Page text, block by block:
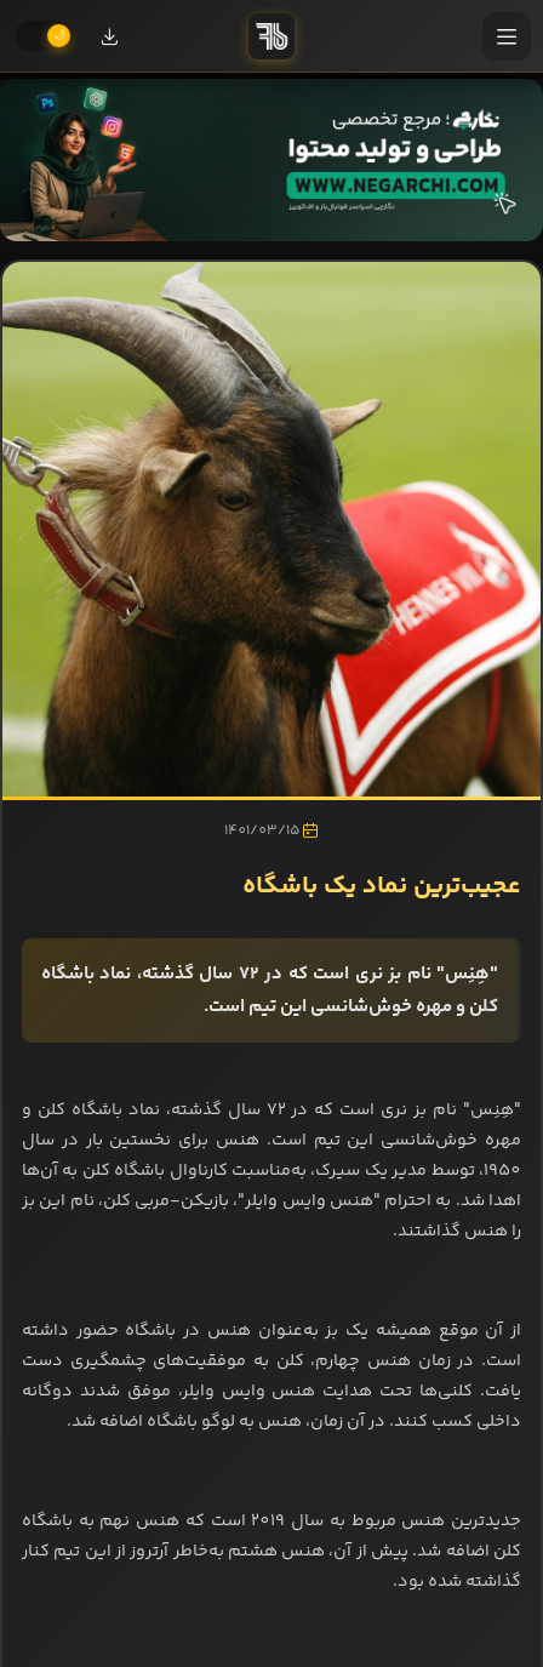
1401/03/15
عجیب‌ترین نماد یک باشگاه
"هِنِس" نام بز نری است که در 72 سال گذشته، نماد باشگاه
کلن و مهره خوش‌شانسی این تیم است.
"هِنِس" نام بز نری است که در 72 سال گذشته، نماد باشگاه کلن و
مهره خوش‌شانسی این تیم است. هنس برای نخستین بار در سال
1950، توسط مدیر یک سیرک، به‌مناسبت کارناوال باشگاه کلن به آن‌ها
اهدا شد. به احترام "هنس وایس وایلر"، بازیکن-مربی کلن، نام این بز
را هنس گذاشتند.
از آن موقع همیشه یک بز به‌عنوان هنس در باشگاه حضور داشته
است. در زمان هنس چهارم، کلن به موفقیت‌های چشمگیری دست
یافت. کلنی‌ها تحت هدایت هنس وایس وایلر، موفق شدند دوگانه
داخلی کسب کنند. در آن زمان، هنس به لوگو باشگاه اضافه شد.
جدیدترین هنس مربوط به سال 2019 است که هنس نهم به باشگاه
کلن اضافه شد. پیش از آن، هنس هشتم به‌خاطر آرتروز از این تیم کنار
گذاشته شده بود.